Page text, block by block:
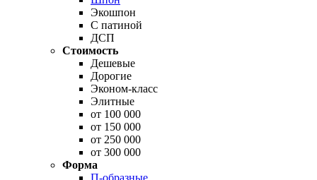
Экошпон
С патиной
ДСП
Стоимость
Дешевые
Дорогие
Эконом-класс
Элитные
от 100 000
от 150 000
от 250 000
от 300 000
Форма
П-образные